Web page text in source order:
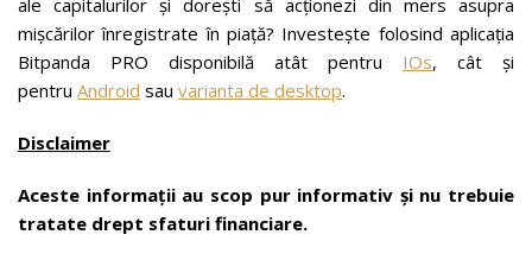
mișcărilor înregistrate în piață? Investește folosind aplicația
Bitpanda PRO disponibilă atât pentru IOs, cât și
pentru Android sau varianta de desktop.
Disclaimer
Aceste informații au scop pur informativ și nu trebuie
tratate drept sfaturi financiare.